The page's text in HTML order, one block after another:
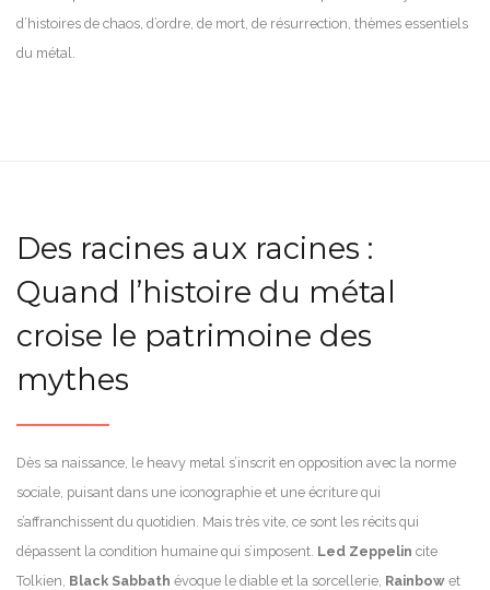
d’histoires de chaos, d’ordre, de mort, de résurrection, thèmes essentiels
du métal.
Des racines aux racines :
Quand l’histoire du métal
croise le patrimoine des
mythes
Dès sa naissance, le heavy metal s’inscrit en opposition avec la norme
sociale, puisant dans une iconographie et une écriture qui
s’affranchissent du quotidien. Mais très vite, ce sont les récits qui
dépassent la condition humaine qui s’imposent. Led Zeppelin cite
Tolkien, Black Sabbath évoque le diable et la sorcellerie, Rainbow et